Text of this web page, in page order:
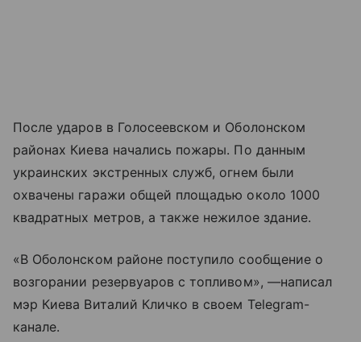
После ударов в Голосеевском и Оболонском
районах Киева начались пожары. По данным
украинских экстренных служб, огнем были
охвачены гаражи общей площадью около 1000
квадратных метров, а также нежилое здание.
«В Оболонском районе поступило сообщение о
возгорании резервуаров с топливом», —написал
мэр Киева Виталий Кличко в своем Telegram-
канале.